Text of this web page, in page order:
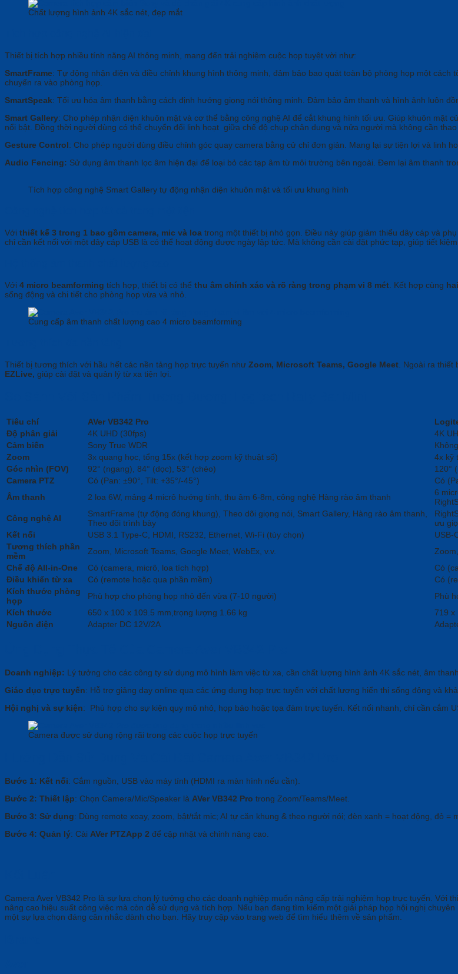
Chất lượng hình ảnh 4K sắc nét, đẹp mắt
Thiết bị tích hợp nhiều tính năng AI thông minh, mang đến trải nghiệm cuộc họp tuyệt vời như:
SmartFrame: Tự động nhận diện và điều chỉnh khung hình thông minh, đảm bảo bao quát toàn bộ phòng họp một
chuyển ra vào phòng họp.
SmartSpeak: Tối ưu hóa âm thanh bằng cách định hướng giọng nói thông minh. Đảm bảo âm thanh và hình ảnh luôn
Smart Gallery: Cho phép nhận diện khuôn mặt và cơ thể bằng công nghệ AI để cắt khung hình tối ưu. Giúp khuôn mặt
nổi bật. Đồng thời người dùng có thể chuyển đổi linh hoạt giữa chế độ chụp chân dung và nửa người mà không cần thao
Gesture Control: Cho phép người dùng điều chỉnh góc quay camera bằng cử chỉ đơn giản. Mang lại sự tiện lợi và linh
Audio Fencing: Sử dụng âm thanh lọc âm hiện đại để loại bỏ các tạp âm từ môi trường bên ngoài. Đem lại âm thanh
Tích hợp công nghệ Smart Gallery tự động nhận diện khuôn mặt và tối ưu khung hình
Với thiết kế 3 trong 1 bao gồm camera, mic và loa trong một thiết bị nhỏ gọn. Điều này giúp giảm thiểu dây cáp và
chỉ cần kết nối với một dây cáp USB là có thể hoạt động được ngày lập tức. Mà không cần cài đặt phức tạp, giúp tiết
Với 4 micro beamforming tích hợp, thiết bị có thể thu âm chính xác và rõ ràng trong phạm vi 8 mét . Kết hợp cùng
sống động và chi tiết cho phòng họp vừa và nhỏ.
Cung cấp âm thanh chất lượng cao 4 micro beamforming
Thiết bị tương thích với hầu hết các nền tảng họp trực tuyến như Zoom, Microsoft Teams, Google Meet . Ngoài ra
EZLive, giúp cài đặt và quản lý từ xa tiện lợi.
Tiêu chí AVer VB342 Pro
Độ phân giải
4K UHD (30fps)
4K
Cảm biến
Sony True WDR
Zoom
3x quang học, tổng 15x (kết hợp zoom kỹ thuật số)
4x kỹ
Góc nhìn (FOV)
92° (ngang), 84° (dọc), 53° (chéo)
120°
Camera PTZ
Có (Pan: ±90°, Tilt: +35°/-45°)
Có
Âm thanh
2 loa 6W, mảng 4 micrô hướng tính, thu âm 6-8m, công nghệ Hàng rào âm thanh
6
Công nghệ AI
SmartFrame (tự động đóng khung), Theo dõi giọng nói, Smart Gallery, Hàng rào âm thanh,
Theo dõi trình bày
ưu
Kết nối
USB 3.1 Type-C, HDMI, RS232, Ethernet, Wi-Fi (tùy chọn)
USB-
Tương thích phần
mềm
Zoom, Microsoft Teams, Google Meet, WebEx, v.v.
Chế độ All-in-One
Có (camera, micrô, loa tích hợp)
Có
Điều khiển từ xa
Có (remote hoặc qua phần mềm)
Có
Kích thước phòng
họp
Phù hợp cho phòng họp nhỏ đến vừa (7-10 người)
Phù
Kích thước
650 x 100 x 109.5 mm,trọng lượng 1.66 kg
719 x
Nguồn điện
Adapter DC 12V/2A
Doanh nghiệp: Lý tưởng cho các công ty sử dụng mô hình làm việc từ xa, cần chất lượng hình ảnh 4K sắc nét, âm
Giáo dục trực tuyến: Hỗ trợ giảng dạy online qua các ứng dụng họp trực tuyến với chất lượng hiển thị sống động và
Hội nghị và sự kiện: Phù hợp cho sự kiện quy mô nhỏ, họp báo hoặc tọa đàm trực tuyến. Kết nối nhanh, chỉ cần cắm
Camera được sử dụng rộng rãi trong các cuộc họp trực tuyến
Bước 1: Kết nối: Cắm nguồn, USB vào máy tính (HDMI ra màn hình nếu cần).
Bước 2: Thiết lập: Chọn Camera/Mic/Speaker là AVer VB342 Pro trong Zoom/Teams/Meet.
Bước 3: Sử dụng: Dùng remote xoay, zoom, bật/tắt mic; AI tự căn khung & theo người nói; đèn xanh = hoạt động, đỏ =
Bước 4: Quản lý: Cài AVer PTZApp 2 để cập nhật và chỉnh nâng cao.
Camera Aver VB342 Pro là sự lựa chọn lý tưởng cho các doanh nghiệp muốn nâng cấp trải nghiệm họp trực tuyến. Với
nâng cao hiệu suất công việc mà còn dễ sử dụng và tích hợp. Nếu bạn đang tìm kiếm một giải pháp họp hội nghị
một sự lựa chọn đáng cân nhắc dành cho bạn. Hãy truy cập vào trang web để tìm hiểu thêm về sản phẩm.